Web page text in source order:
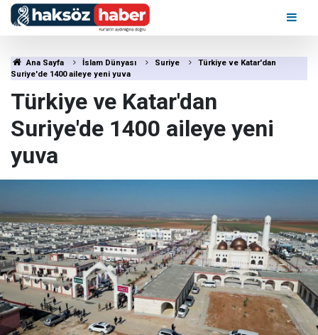
Ana Sayfa İslam Dünyası Suriye
Türkiye ve Katar'dan
Suriye'de 1400 aileye yeni yuva
Türkiye ve Katar'dan
Suriye'de 1400 aileye yeni
yuva